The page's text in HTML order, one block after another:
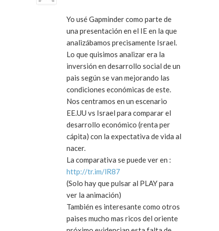
Yo usé Gapminder como parte de
una presentación en el IE en la que
analizábamos precisamente Israel.
Lo que quisimos analizar era la
inversión en desarrollo social de un
pais según se van mejorando las
condiciones económicas de este.
Nos centramos en un escenario
EE.UU vs Israel para comparar el
desarrollo económico (renta per
cápita) con la expectativa de vida al
nacer.
La comparativa se puede ver en :
http://tr.im/lR87
(Solo hay que pulsar al PLAY para
ver la animación)
También es interesante como otros
paises mucho mas ricos del oriente